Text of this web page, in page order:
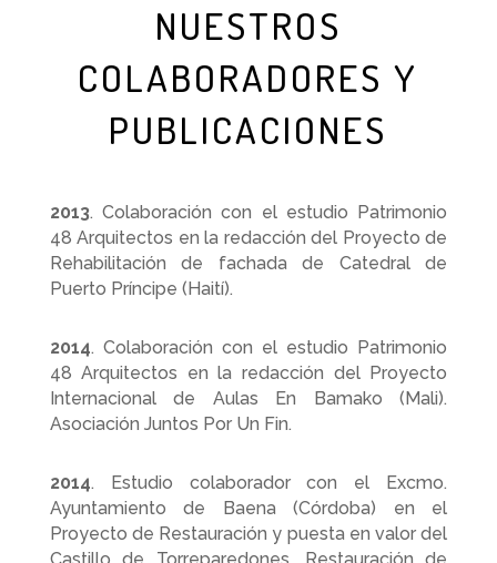
NUESTROS
COLABORADORES Y
PUBLICACIONES
2013. Colaboración con el estudio Patrimonio
48 Arquitectos en la redacción del Proyecto de
Rehabilitación de fachada de Catedral de
Puerto Príncipe (Haití).
2014. Colaboración con el estudio Patrimonio
48 Arquitectos en la redacción del Proyecto
Internacional de Aulas En Bamako (Mali).
Asociación Juntos Por Un Fin.
2014. Estudio colaborador con el Excmo.
Ayuntamiento de Baena (Córdoba) en el
Proyecto de Restauración y puesta en valor del